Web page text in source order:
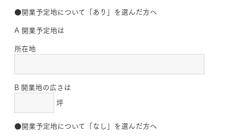
●開業予定地について「あり」を選んだ方へ
A 開業予定地は
所在地
B 開業地の広さは
坪
●開業予定地について「なし」を選んだ方へ